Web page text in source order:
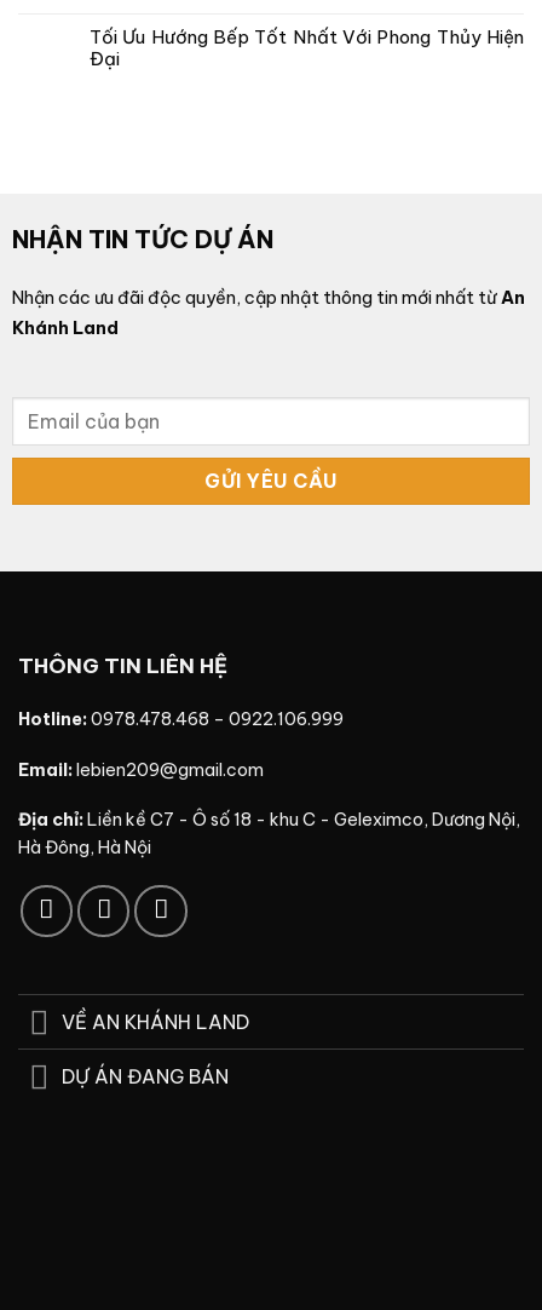
Tối Ưu Hướng Bếp Tốt Nhất Với Phong Thủy Hiện
Đại
NHẬN TIN TỨC DỰ ÁN
Nhận các ưu đãi độc quyền, cập nhật thông tin mới nhất từAn
Khánh Land
THÔNG TIN LIÊN HỆ
Hotline:0978.478.468 – 0922.106.999
Email:lebien209@gmail.com
Địa chỉ:Liền kề C7 - Ô số 18 - khu C - Geleximco, Dương Nội,
Hà Đông, Hà Nội
VỀ AN KHÁNH LAND
DỰ ÁN ĐANG BÁN